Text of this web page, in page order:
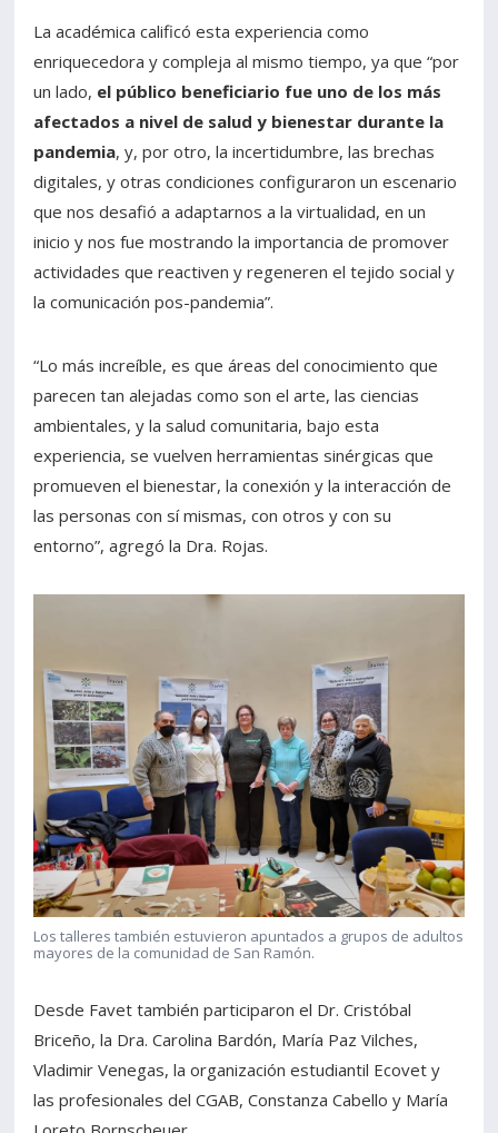
La académica calificó esta experiencia como
enriquecedora y compleja al mismo tiempo, ya que “por
un lado, el público beneficiario fue uno de los más
afectados a nivel de salud y bienestar durante la
pandemia, y, por otro, la incertidumbre, las brechas
digitales, y otras condiciones configuraron un escenario
que nos desafió a adaptarnos a la virtualidad, en un
inicio y nos fue mostrando la importancia de promover
actividades que reactiven y regeneren el tejido social y
la comunicación pos-pandemia”.
“Lo más increíble, es que áreas del conocimiento que
parecen tan alejadas como son el arte, las ciencias
ambientales, y la salud comunitaria, bajo esta
experiencia, se vuelven herramientas sinérgicas que
promueven el bienestar, la conexión y la interacción de
las personas con sí mismas, con otros y con su
entorno”, agregó la Dra. Rojas.
Los talleres también estuvieron apuntados a grupos de adultos
mayores de la comunidad de San Ramón.
Desde Favet también participaron el Dr. Cristóbal
Briceño, la Dra. Carolina Bardón, María Paz Vilches,
Vladimir Venegas, la organización estudiantil Ecovet y
las profesionales del CGAB, Constanza Cabello y María